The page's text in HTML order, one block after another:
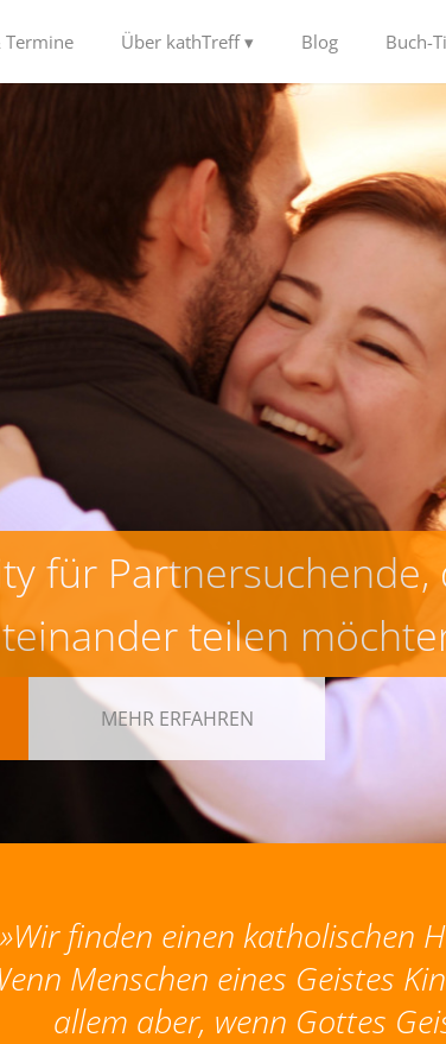
Termine Über kathTreff ▾ Blog Buch-
für Partnersuchende,
teilen
MEHR ERFAHREN
»Wir finden einen katholischen
Menschen eines Geistes
allem aber, wenn Gottes